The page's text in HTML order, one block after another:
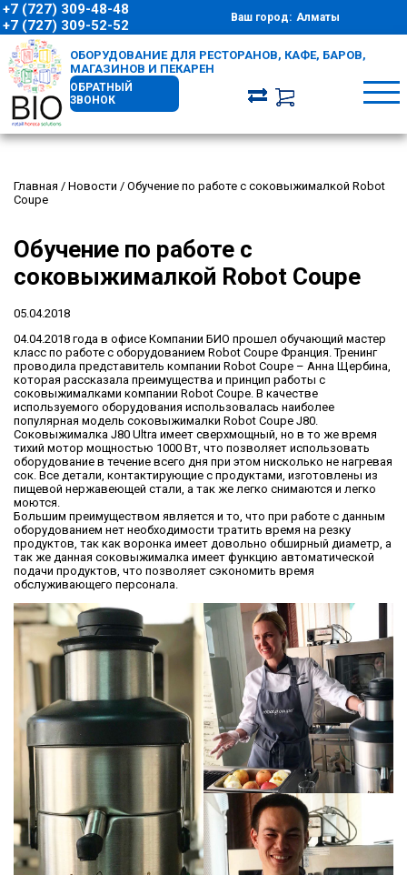
+7 (727) 309-48-48
+7 (727) 309-52-52
Ваш город: Алматы
ОБОРУДОВАНИЕ ДЛЯ РЕСТОРАНОВ, КАФЕ, БАРОВ,
МАГАЗИНОВ И ПЕКАРЕН
ОБРАТНЫЙ
ЗВОНОК
Главная / Новости / Обучение по работе с соковыжималкой Robot
Coupe
Обучение по работе с
соковыжималкой Robot Coupe
05.04.2018
04.04.2018 года в офисе Компании БИО прошел обучающий мастер
класс по работе с оборудованием Robot Coupe Франция. Тренинг
проводила представитель компании Robot Coupe – Анна Щербина,
которая рассказала преимущества и принцип работы с
соковыжималками компании Robot Coupe. В качестве
используемого оборудования использовалась наиболее
популярная модель соковыжималки Robot Coupe J80.
Соковыжималка J80 Ultra имеет сверхмощный, но в то же время
тихий мотор мощностью 1000 Вт, что позволяет использовать
оборудование в течение всего дня при этом нисколько не нагревая
сок. Все детали, контактирующие с продуктами, изготовлены из
пищевой нержавеющей стали, а так же легко снимаются и легко
моются.
Большим преимуществом является и то, что при работе с данным
оборудованием нет необходимости тратить время на резку
продуктов, так как воронка имеет довольно обширный диаметр, а
так же данная соковыжималка имеет функцию автоматической
подачи продуктов, что позволяет сэкономить время
обслуживающего персонала.